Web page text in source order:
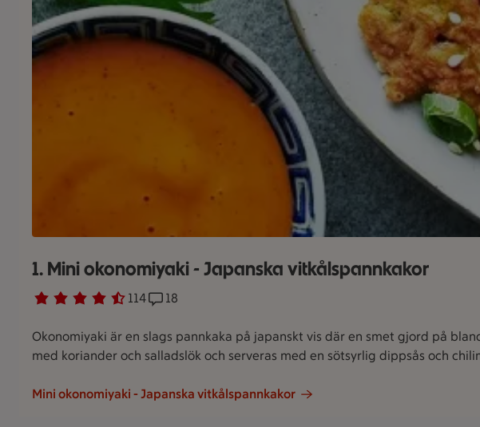
1. Mini okonomiyaki - Japanska vitkålspannkakor
Betyg 4.5 av 5. 114
114 personer har röstatReceptet har 18 kommentarer
18
Okonomiyaki är en slags pannkaka på japanskt vis där en smet gjord på
med koriander och salladslök och serveras med en sötsyrlig dippsås och
Mini okonomiyaki - Japanska vitkålspannkakor